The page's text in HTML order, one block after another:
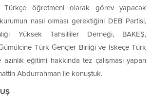
Türkçe öğretmeni olarak görev yapacak
nasıl olması gerektiğini DEB Partisi,
Yüksek Tahsilliler Derneği, BAKEŞ,
Türk Gençler Birliği ve İskeçe Türk
eğitimi hakkında tez çalışması yapan
Abdurrahman ile konuştuk.